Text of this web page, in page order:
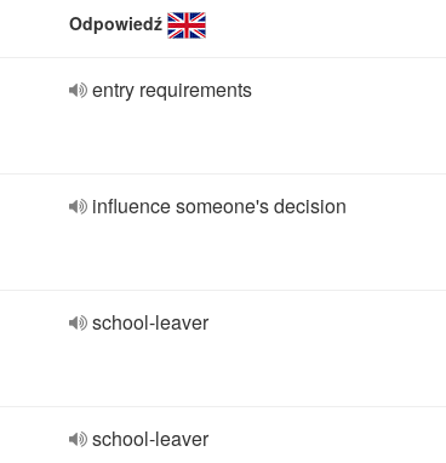
Odpowiedź
entry requirements
influence someone's decision
school-leaver
school-leaver